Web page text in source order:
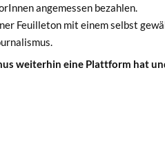
angemessen bezahlen.
Feuilleton mit einem selbst
weiterhin eine Plattform hat